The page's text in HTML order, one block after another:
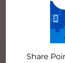
Share